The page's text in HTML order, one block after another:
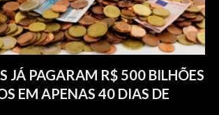
JÁ PAGARAM R$ 500 BILHÕES
EM APENAS 40 DIAS DE